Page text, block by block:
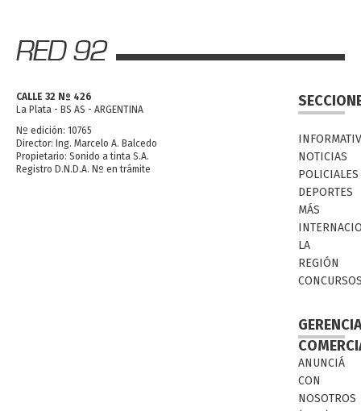
CALLE 32 Nº 426
La Plata - BS AS - ARGENTINA
Nº edición: 10765
Director: Ing. Marcelo A. Balcedo
Propietario: Sonido a tinta S.A.
Registro D.N.D.A. Nº en trámite
NOTICIAS
POLICIALES
DEPORTES
MÁS
LA
REGIÓN
ANUNCIÁ
CON
NOSOTROS